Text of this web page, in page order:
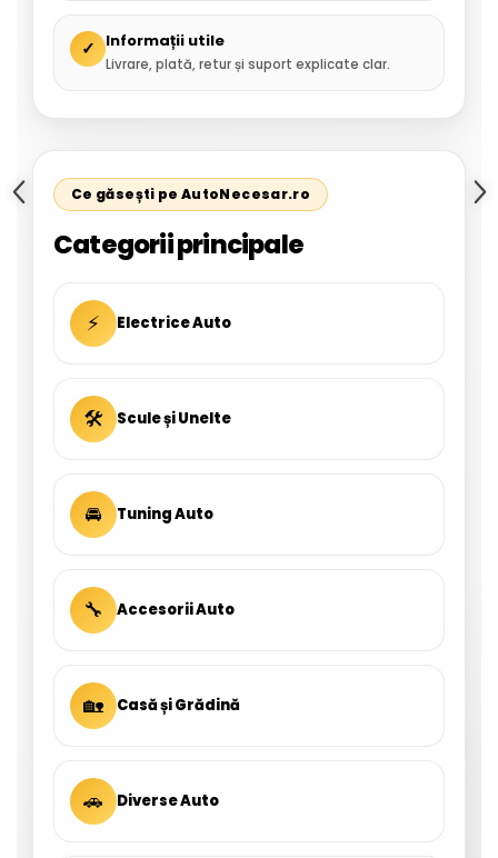
✓ Informații utile
Livrare, plată, retur și suport explicate clar.
Ce găsești pe AutoNecesar.ro
Categorii principale
⚡ Electrice Auto
🛠 Scule și Unelte
🚘 Tuning Auto
🔧 Accesorii Auto
🏡 Casă și Grădină
🚗 Diverse Auto